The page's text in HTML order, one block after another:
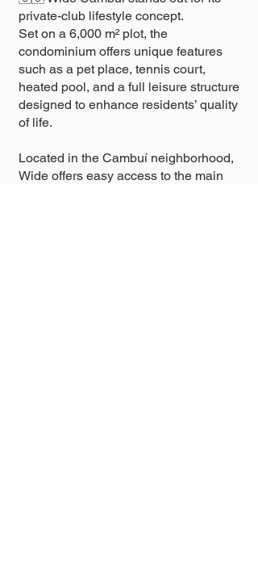
private-club lifestyle concept.
Set on a 6,000 m² plot, the
condominium offers unique features
such as a pet place, tennis court,
heated pool, and a full leisure structure
designed to enhance residents’ quality
of life.
Located in the Cambuí neighborhood,
Wide offers easy access to the main